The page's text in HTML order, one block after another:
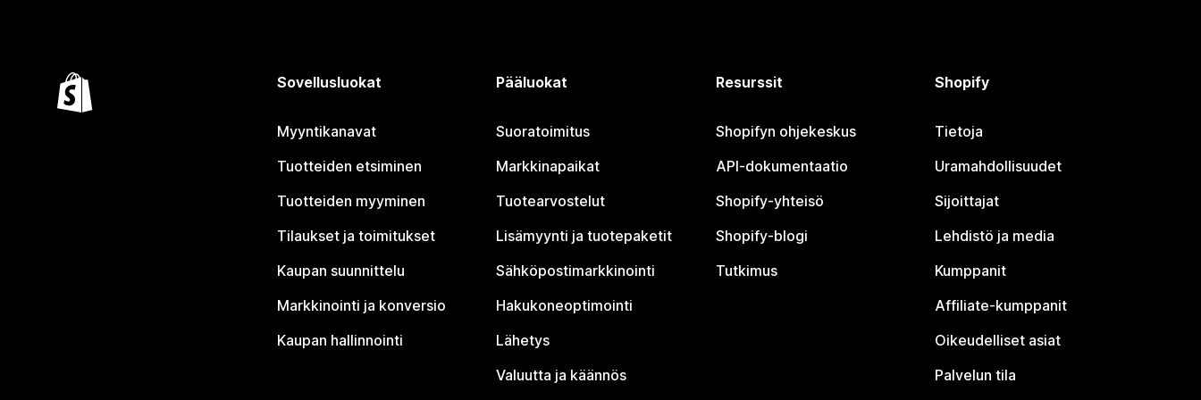
Sovellusluokat
Myyntikanavat
Tuotteiden etsiminen
Tuotteiden myyminen
Tilaukset ja toimitukset
Kaupan suunnittelu
Markkinointi ja konversio
Kaupan hallinnointi
Pääluokat
Suoratoimitus
Markkinapaikat
Tuotearvostelut
Lisämyynti ja tuotepaketit
Sähköpostimarkkinointi
Hakukoneoptimointi
Lähetys
Valuutta ja käännös
Resurssit
Shopifyn ohjekeskus
API-dokumentaatio
Shopify-yhteisö
Shopify-blogi
Tutkimus
Shopify
Tietoja
Uramahdollisuudet
Sijoittajat
Lehdistö ja media
Kumppanit
Affiliate-kumppanit
Oikeudelliset asiat
Palvelun tila